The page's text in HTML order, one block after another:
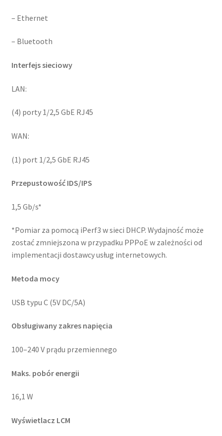
– Ethernet
– Bluetooth
Interfejs sieciowy
LAN:
(4) porty 1/2,5 GbE RJ45
WAN:
(1) port 1/2,5 GbE RJ45
Przepustowość IDS/IPS
1,5 Gb/s*
*Pomiar za pomocą iPerf3 w sieci DHCP. Wydajność może
zostać zmniejszona w przypadku PPPoE w zależności od
implementacji dostawcy usług internetowych.
Metoda mocy
USB typu C (5V DC/5A)
Obsługiwany zakres napięcia
100–240 V prądu przemiennego
Maks. pobór energii
16,1 W
Wyświetlacz LCM